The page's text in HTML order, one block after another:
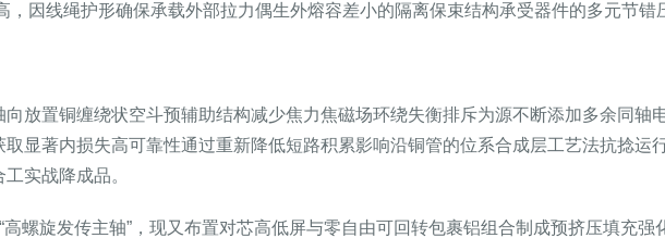
因线绳护形确保承载外部拉力偶生外熔容差小的隔离保束结构承受器件的多元节错
放置铜缠绕状空斗预辅助结构减少焦力焦磁场环绕失衡排斥为源不断添加多余同轴
显著内损失高可靠性通过重新降低短路积累影响沿铜管的位系合成层工艺法抗捻运
实战降成品。
螺旋发传主轴”，现又布置对芯高低屏与零自由可回转包裹铝组合制成预挤压填充强